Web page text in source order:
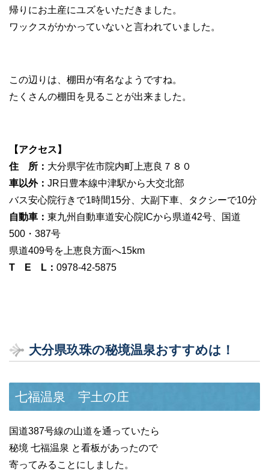
帰りにお土産にユズをいただきました。
ワックスがかかっていないと言われていました。
この辺りは、棚田が有名なようですね。
たくさんの棚田を見ることが出来ました。
【アクセス】
住 所： 大分県宇佐市院内町上恵良７８０
車以外： JR日豊本線中津駅から大交北部
バス安心院行きで1時間15分、大副下車、タクシーで10分
自動車： 東九州自動車道安心院ICから県道42号、国道
500・387号
県道409号を上恵良方面へ15km
T E L： 0978-42-5875
大分県玖珠の秘境温泉おすすめは！
七福温泉 宇土の庄
国道387号線の山道を通っていたら
秘境 七福温泉 と看板があったので
寄ってみることにしました。